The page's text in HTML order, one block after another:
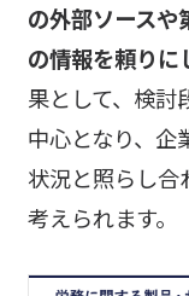
の外部ソースや
の情報を頼りに
果として、検討
中心となり、企
状況と照らし合
考えられます。